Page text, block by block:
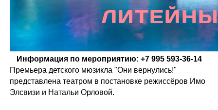
Информация по мероприятию: +7 995 593-36-14
Премьера детского мюзикла "Они вернулись!"
представлена театром в постановке режиссёров Имо
Элсвизи и Натальи Орловой.